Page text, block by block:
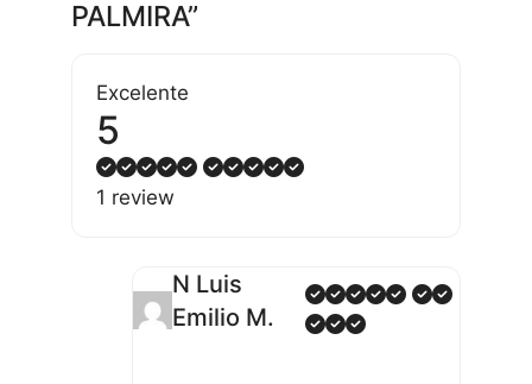
PALMIRA”
Excelente
5
1 review
N Luis
Emilio M.